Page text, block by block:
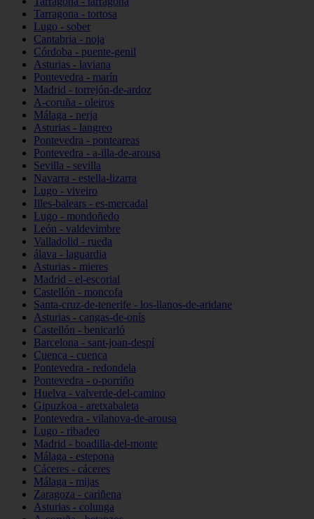
Tarragona - tortosa
Lugo - sober
Cantabria - noja
Córdoba - puente-genil
Asturias - laviana
Pontevedra - marín
Madrid - torrejón-de-ardoz
A-coruña - oleiros
Málaga - nerja
Asturias - langreo
Pontevedra - ponteareas
Pontevedra - a-illa-de-arousa
Sevilla - sevilla
Navarra - estella-lizarra
Lugo - viveiro
Illes-balears - es-mercadal
Lugo - mondoñedo
León - valdevimbre
Valladolid - rueda
álava - laguardia
Asturias - mieres
Madrid - el-escorial
Castellón - moncofa
Santa-cruz-de-tenerife - los-llanos-de-aridane
Asturias - cangas-de-onís
Castellón - benicarló
Barcelona - sant-joan-despí
Cuenca - cuenca
Pontevedra - redondela
Pontevedra - o-porriño
Huelva - valverde-del-camino
Gipuzkoa - aretxabaleta
Pontevedra - vilanova-de-arousa
Lugo - ribadeo
Madrid - boadilla-del-monte
Málaga - estepona
Cáceres - cáceres
Málaga - mijas
Zaragoza - cariñena
Asturias - colunga